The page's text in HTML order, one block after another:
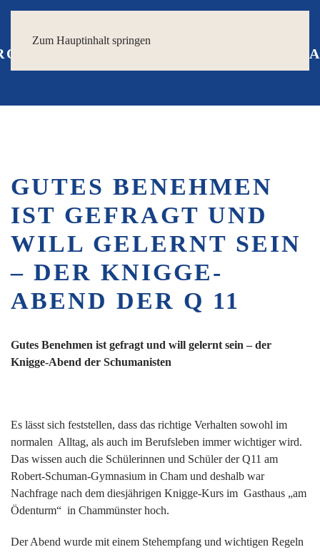
Zum Hauptinhalt springen
GUTES BENEHMEN
IST GEFRAGT UND
WILL GELERNT SEIN
– DER KNIGGE-
ABEND DER Q 11
Gutes Benehmen ist gefragt und will gelernt sein – der
Knigge-Abend der Schumanisten
Es lässt sich feststellen, dass das richtige Verhalten sowohl im
normalen Alltag, als auch im Berufsleben immer wichtiger wird.
Das wissen auch die Schülerinnen und Schüler der Q11 am
Robert-Schuman-Gymnasium in Cham und deshalb war
Nachfrage nach dem diesjährigen Knigge-Kurs im Gasthaus „am
Ödenturm“ in Chammünster hoch.
Der Abend wurde mit einem Stehempfang und wichtigen Regeln